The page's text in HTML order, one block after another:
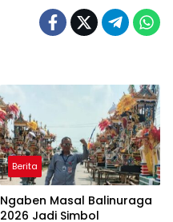
Berita
Ngaben Masal Balinuraga
2026 Jadi Simbol